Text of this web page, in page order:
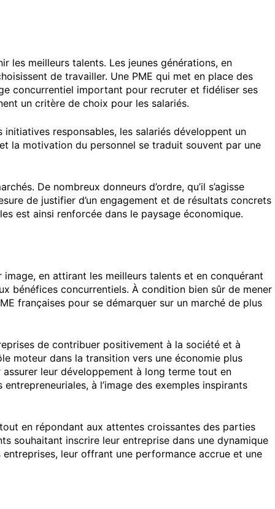
les meilleurs talents. Les jeunes générations, en
de travailler. Une PME qui met en place des
concurrentiel important pour recruter et fidéliser ses
un critère de choix pour les salariés.
responsables, les salariés développent un
la motivation du personnel se traduit souvent par une
De nombreux donneurs d’ordre, qu’il s’agisse
de justifier d’un engagement et de résultats concrets
est ainsi renforcée dans le paysage économique.
en attirant les meilleurs talents et en conquérant
bénéfices concurrentiels. À condition bien sûr de mener
françaises pour se démarquer sur un marché de plus
de contribuer positivement à la société et à
moteur dans la transition vers une économie plus
leur développement à long terme tout en
à l’image des exemples inspirants
en répondant aux attentes croissantes des parties
souhaitant inscrire leur entreprise dans une dynamique
leur offrant une performance accrue et une